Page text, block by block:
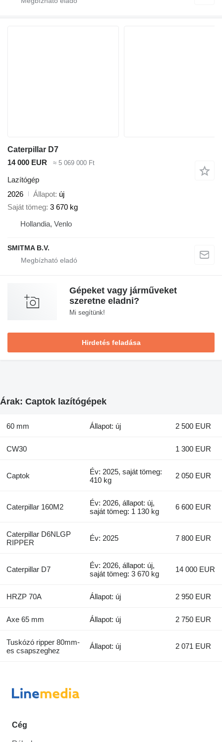
Caterpillar D7
14 000 EUR
≈ 5 069 000 Ft
Lazítógép
2026
Állapot új
Saját tömeg 3 670 kg
Hollandia, Venlo
SMITMA B.V.
Gépeket vagy járműveket
szeretne eladni?
Mi segítünk!
Hirdetés feladása
Árak: Captok lazítógépek
60 mm Állapot: új 2 500 EUR
CW30 1 300 EUR
Captok
Év: 2025, saját tömeg:
410 kg
2 050 EUR
Caterpillar 160M2
Év: 2026, állapot: új,
saját tömeg: 1 130 kg
6 600 EUR
Caterpillar D6NLGP
RIPPER
Év: 2025 7 800 EUR
Caterpillar D7
Év: 2026, állapot: új,
saját tömeg: 3 670 kg
14 000 EUR
HRZP 70A Állapot: új 2 950 EUR
Axe 65 mm Állapot: új 2 750 EUR
Tuskózó ripper 80mm-
es csapszeghez
Állapot: új 2 071 EUR
Cég